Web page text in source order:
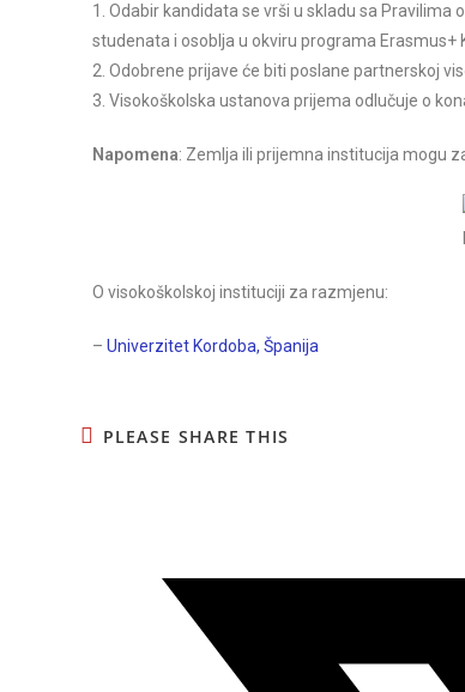
1. Odabir kandidata se vrši u skladu sa
studenata i osoblja u okviru programa Erasmus+
2. Odobrene prijave će biti poslane partnerskoj
3. Visokoškolska ustanova prijema odlučuje o
Napomena: Zemlja ili prijemna institucija mogu
O visokoškolskoj instituciji za razmjenu:
–Univerzitet Kordoba, Španija
PLEASE SHARE THIS